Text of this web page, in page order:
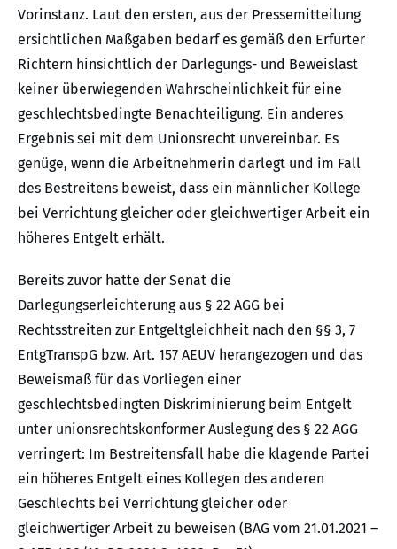
Vorinstanz. Laut den ersten, aus der Pressemitteilung
ersichtlichen Maßgaben bedarf es gemäß den Erfurter
Richtern hinsichtlich der Darlegungs- und Beweislast
keiner überwiegenden Wahrscheinlichkeit für eine
geschlechtsbedingte Benachteiligung. Ein anderes
Ergebnis sei mit dem Unionsrecht unvereinbar. Es
genüge, wenn die Arbeitnehmerin darlegt und im Fall
des Bestreitens beweist, dass ein männlicher Kollege
bei Verrichtung gleicher oder gleichwertiger Arbeit ein
höheres Entgelt erhält.
Bereits zuvor hatte der Senat die
Darlegungserleichterung aus § 22 AGG bei
Rechtsstreiten zur Entgeltgleichheit nach den §§ 3, 7
EntgTranspG bzw. Art. 157 AEUV herangezogen und das
Beweismaß für das Vorliegen einer
geschlechtsbedingten Diskriminierung beim Entgelt
unter unionsrechtskonformer Auslegung des § 22 AGG
verringert: Im Bestreitensfall habe die klagende Partei
ein höheres Entgelt eines Kollegen des anderen
Geschlechts bei Verrichtung gleicher oder
gleichwertiger Arbeit zu beweisen (BAG vom 21.01.2021 –